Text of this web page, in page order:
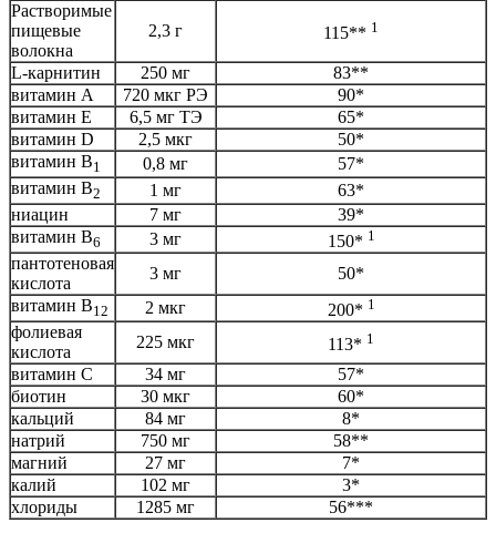
Растворимые
пищевые
волокна
2,3 г 115** 1
L-карнитин 250 мг
83**
витамин А
720 мкг РЭ
90*
витамин Е
6,5 мг ТЭ
65*
витамин D
2,5 мкг
50*
витамин В1 0,8 мг
57*
витамин В2 1 мг
63*
ниацин
7 мг
39*
витамин В6 3 мг 150* 1
пантотеновая
кислота
3 мг
50*
витамин В12 2 мкг 200* 1
фолиевая
кислота
225 мкг 113* 1
витамин С 34 мг
57*
биотин
30 мкг
60*
кальций
84 мг
8*
натрий
750 мг
58**
магний
27 мг
7*
калий
102 мг
3*
хлориды
1285 мг 56***